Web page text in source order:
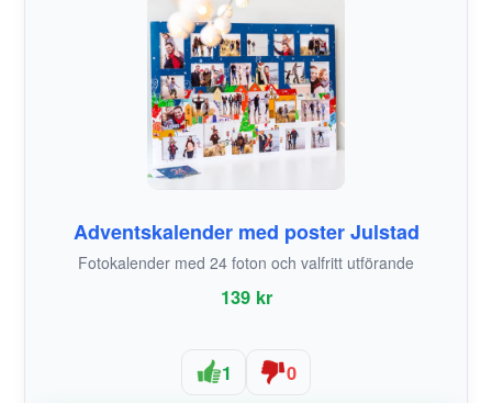
Adventskalender med poster Julstad
Fotokalender med 24 foton och valfritt utförande
139 kr
1 0